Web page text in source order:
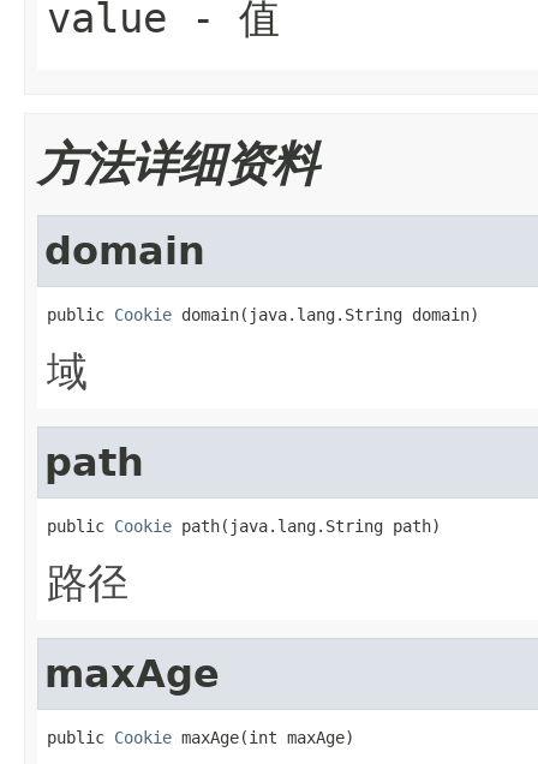
value - 值
方法详细资料
domain
public Cookie domain(java.lang.String domain)
域
path
public Cookie path(java.lang.String path)
路径
maxAge
public Cookie maxAge(int maxAge)